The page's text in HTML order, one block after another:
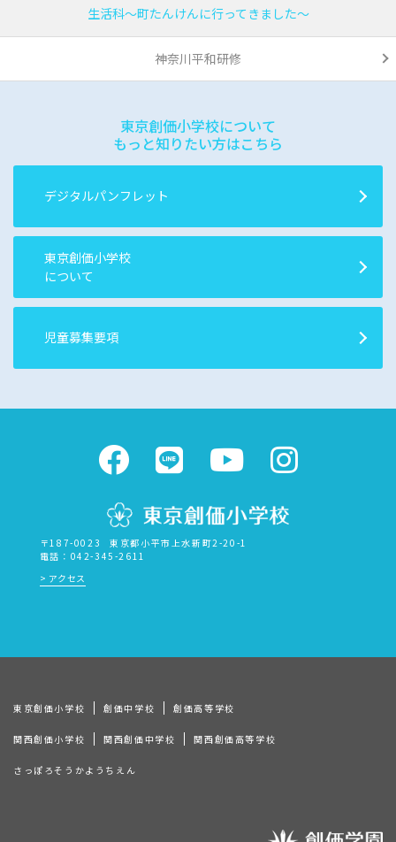
生活科～町たんけんに行ってきました～
神奈川平和研修
東京創価小学校について
もっと知りたい方はこちら
デジタルパンフレット
東京創価小学校
について
児童募集要項
〒187-0023
東京都小平市上水新町2-20-1
電話：042-345-2611
アクセス
東京創価小学校 創価中学校 創価高等学校
関西創価小学校 関西創価中学校 関西創価高等学校
さっぽろそうかようちえん